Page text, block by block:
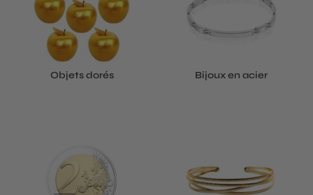
Objets dorés Bijoux en acier